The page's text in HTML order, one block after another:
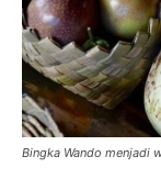
Bingka Wando menjadi